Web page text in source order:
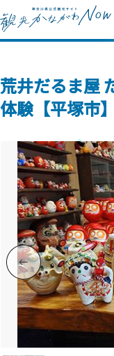
荒井だるま屋
体験【平塚市】